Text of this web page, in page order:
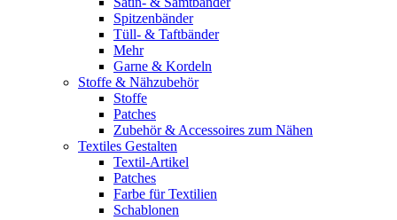
Spitzenbänder
Tüll- & Taftbänder
Mehr
Garne & Kordeln
Stoffe & Nähzubehör
Stoffe
Patches
Zubehör & Accessoires zum Nähen
Textiles Gestalten
Textil-Artikel
Patches
Farbe für Textilien
Schablonen